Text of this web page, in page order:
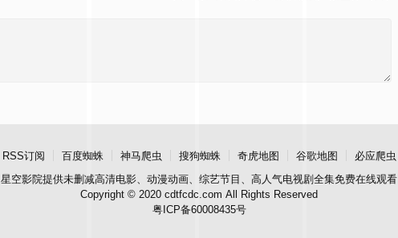
RSS订阅 百度蜘蛛 神马爬虫 搜狗蜘蛛 奇虎地图 谷歌地图
必应爬虫
星空影院提供未删减高清电影、动漫动画、综艺节目、高人气电视剧全集免费在线观看
Copyright © 2020 cdtfcdc.com All Rights Reserved
粤ICP备60008435号